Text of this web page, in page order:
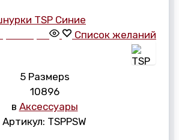
Список желаний
5 Размерs
10896
в Аксессуары
Артикул: TSPPSW